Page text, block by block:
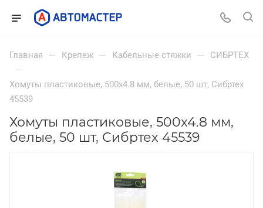
Главная — Крепеж — Кабельные стяжки — СИБРТЕХ
—
Хомуты пластиковые, 500x4.8 мм, белые, 50 шт, Сибртех
45539
Хомуты пластиковые, 500x4.8 мм,
белые, 50 шт, Сибртех 45539